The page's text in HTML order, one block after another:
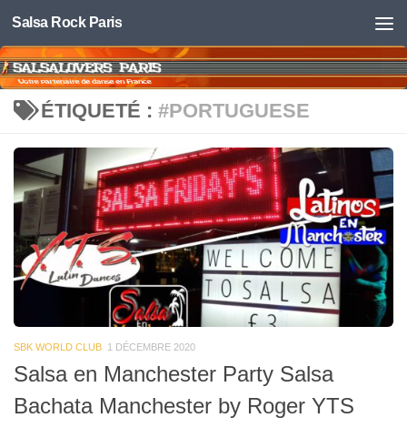
Skip to content
Salsa Rock Paris
ÉTIQUETÉ : #PORTUGUESE
SBK WORLD CLUB 1 DÉCEMBRE 2020
Salsa en Manchester Party Salsa
Bachata Manchester by Roger YTS